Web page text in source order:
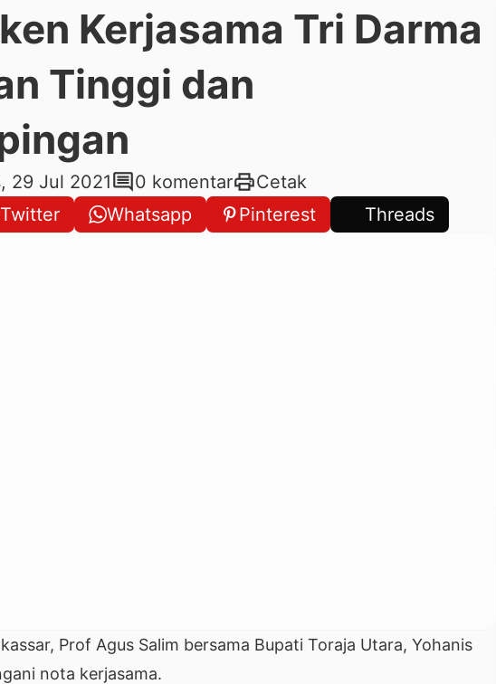
Kerjasama Tri Darma
Tinggi dan
29 Jul 2021comment0 komentarprintCetak
Twitter Whatsapp Pinterest Threads
Prof Agus Salim bersama Bupati Toraja Utara, Yohanis
nota kerjasama.